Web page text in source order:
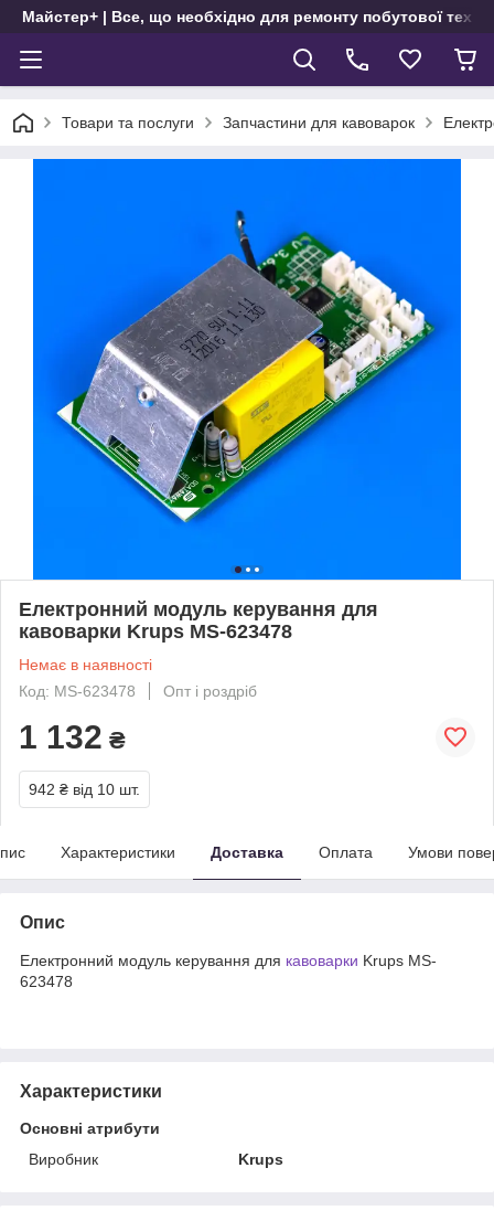
Майстер+ | Все, що необхідно для ремонту побутової
Товари та послуги Запчастини для кавоварок
Електронний модуль керування для
кавоварки Krups MS-623478
Немає в наявності
Код: MS-623478
Опт і роздріб
1 132 ₴
942 ₴ від 10 шт.
Характеристики Доставка Оплата Умови
Опис
Електронний модуль керування для кавоварки Krups MS-
623478
Характеристики
Основні атрибути
Виробник
Krups